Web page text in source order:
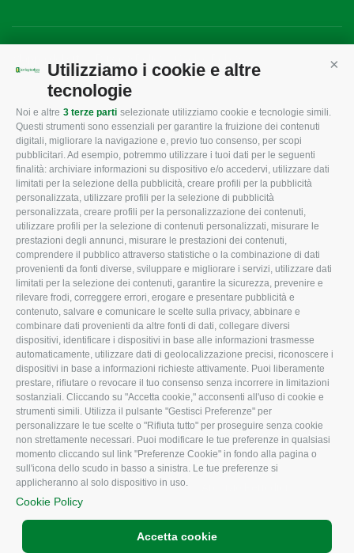
Utilizziamo i cookie e altre
tecnologie
Noi e altre 3 terze parti selezionate utilizziamo cookie e tecnologie simili.
Questi strumenti sono essenziali per garantire la fruizione dei contenuti
digitali, migliorare la navigazione e, previo tuo consenso, per scopi
pubblicitari. Ad esempio, potremmo utilizzare i tuoi dati per le seguenti
finalità: archiviare informazioni su dispositivo e/o accedervi, utilizzare dati
limitati per la selezione della pubblicità, creare profili per la pubblicità
personalizzata, utilizzare profili per la selezione di pubblicità
personalizzata, creare profili per la personalizzazione dei contenuti,
utilizzare profili per la selezione di contenuti personalizzati, misurare le
prestazioni degli annunci, misurare le prestazioni dei contenuti,
comprendere il pubblico attraverso statistiche o la combinazione di dati
provenienti da fonti diverse, sviluppare e migliorare i servizi, utilizzare dati
limitati per la selezione dei contenuti, garantire la sicurezza, prevenire e
rilevare frodi, correggere errori, erogare e presentare pubblicità e
contenuto, salvare e comunicare le scelte sulla privacy, abbinare e
combinare dati provenienti da altre fonti di dati, collegare diversi
dispositivi, identificare i dispositivi in base alle informazioni trasmesse
automaticamente, utilizzare dati di geolocalizzazione precisi, riconoscere i
dispositivi in base a informazioni richieste attivamente. Puoi liberamente
prestare, rifiutare o revocare il tuo consenso senza incorrere in limitazioni
sostanziali. Cliccando su "Accetta cookie," acconsenti all'uso di cookie e
strumenti simili. Utilizza il pulsante "Gestisci Preferenze" per
personalizzare le tue scelte o "Rifiuta tutto" per proseguire senza cookie
non strettamente necessari. Puoi modificare le tue preferenze in qualsiasi
momento cliccando sul link "Preferenze Cookie" in fondo alla pagina o
sull'icona dello scudo in basso a sinistra. Le tue preferenze si
applicheranno al solo dispositivo in uso.
Cookie Policy
Accetta cookie
CONFAGRICOLTURA
ROVIGO
L'Associazione
Missione e Progetto
Organigramma aziendale
I Nostri Servizi
Uffici della Sede
provinciale
Le Sedi di Zona
Agricoltori S.r.l.
Whistleblowing
Confagricoltura Rovigo e
Agricoltori srl
CONFAGRICOLTURA
INFORMA
Tecnico
Fiscale
Lavoro
Ambiente
Associazione
CONFAGRICOLTURA
ATTIVA
Notizie in evidenza
Eventi
Comunicati Stampa
Video
Iscrizione Newsletter
Newsletter